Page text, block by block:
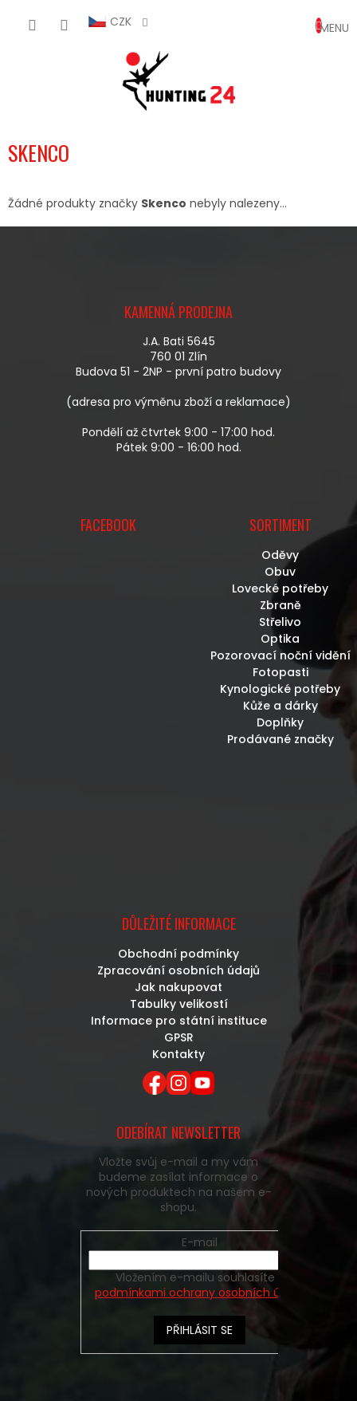
CZK
KOŠÍK
SKENCO
Žádné produkty značky Skenco nebyly nalezeny...
KAMENNÁ PRODEJNA
J.A. Bati 5645
760 01 Zlín
Budova 51 - 2NP - první patro budovy
(adresa pro výměnu zboží a reklamace)
Pondělí až čtvrtek 9:00 - 17:00 hod.
Pátek 9:00 - 16:00 hod.
FACEBOOK SORTIMENT
Oděvy
Obuv
Lovecké potřeby
Zbraně
Střelivo
Optika
Pozorovací noční vidění
Fotopasti
Kynologické potřeby
Kůže a dárky
Doplňky
Prodávané značky
DŮLEŽITÉ INFORMACE
Obchodní podmínky
Zpracování osobních údajů
Jak nakupovat
Tabulky velikostí
Informace pro státní instituce
GPSR
Kontakty
ODEBÍRAT NEWSLETTER
Vložte svůj e-mail a my vám
budeme zasílat informace o
nových produktech na našem e-
shopu.
E-mail
podmínkami ochrany osobních údajů
PŘIHLÁSIT SE